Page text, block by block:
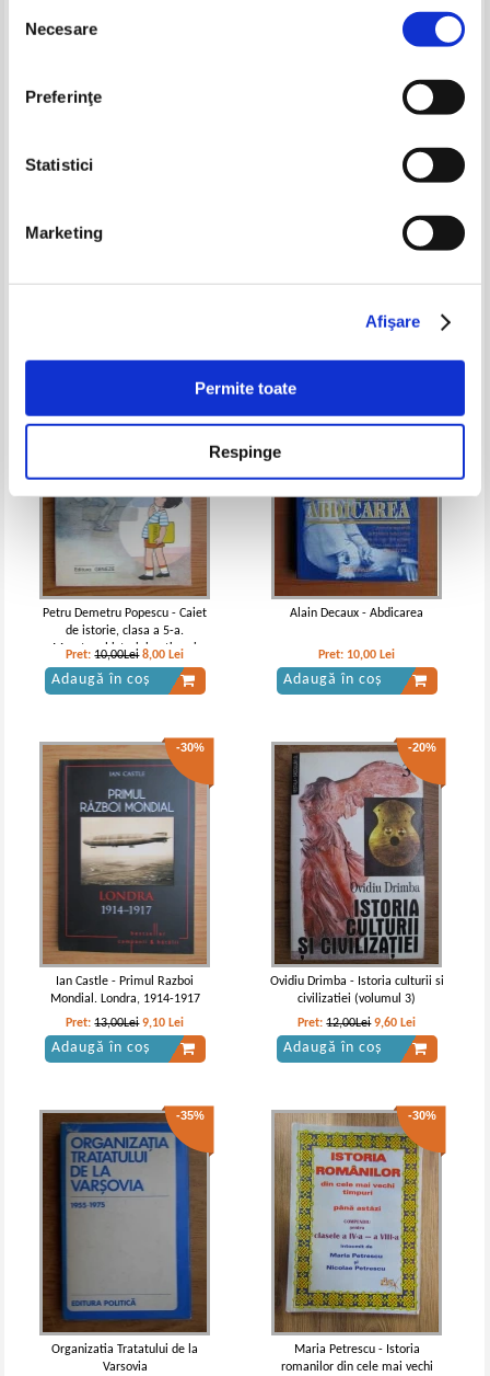
consimțământului
Necesare
Preferinţe
Statistici
Marketing
Afişare
Permite toate
Respinge
Lucian Boia - Tragedia
Pret:17,00Lei 11,90 Lei
-20%
Harold Lamb - Ghinghis Han
Pret:13,00Lei 10,40 Lei
Adaugă în coș
-20%
Petru Demetru Popescu - Caiet
de istorie, clasa a 5-a.
Maratonul istoriei antice si
medievale
Pret:10,00Lei 8,00 Lei
Adaugă în coș
Alain Decaux - Abdicarea
Pret: 10,00 Lei
Adaugă în coș
-30%
Ian Castle - Primul Razboi
Mondial. Londra, 1914-1917
Pret:13,00Lei 9,10 Lei
Adaugă în coș
-20%
Ovidiu Drimba - Istoria culturii si
civilizatiei (volumul 3)
Pret:12,00Lei 9,60 Lei
Adaugă în coș
-35%
Organizatia Tratatului de la
Varsovia
-30%
Maria Petrescu - Istoria
romanilor din cele mai vechi